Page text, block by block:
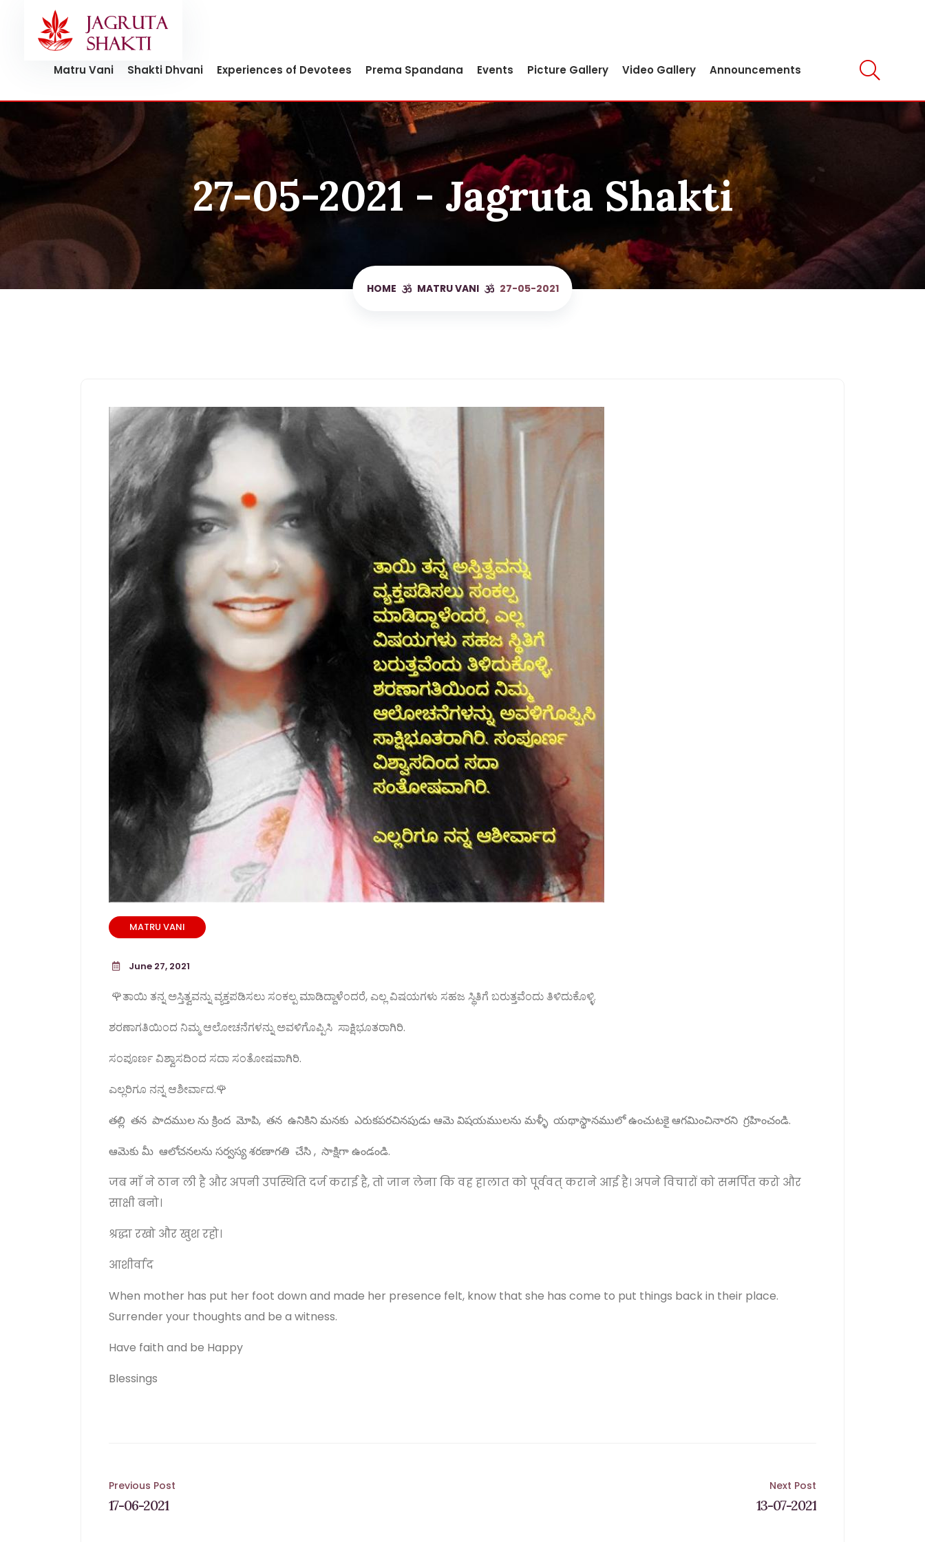
content
Matru Vani Shakti Dhvani Experiences of Devotees Prema Spandana Events Picture Gallery Video Gallery Announcements
27-05-2021 - Jagruta Shakti
HOME MATRU VANI 27-05-2021
MATRU VANI
June 27, 2021
🌹ತಾಯಿ ತನ್ನ ಅಸ್ತಿತ್ವವನ್ನು ವ್ಯಕ್ತಪಡಿಸಲು ಸಂಕಲ್ಪ ಮಾಡಿದ್ದಾಳೆಂದರೆ, ಎಲ್ಲ ವಿಷಯಗಳು ಸಹಜ ಸ್ಥಿತಿಗೆ ಬರುತ್ತವೆಂದು ತಿಳಿದುಕೊಳ್ಳಿ.
ಶರಣಾಗತಿಯಿಂದ ನಿಮ್ಮ ಆಲೋಚನೆಗಳನ್ನು ಅವಳಿಗೊಪ್ಪಿಸಿ ಸಾಕ್ಷಿಭೂತರಾಗಿರಿ.
ಸಂಪೂರ್ಣ ವಿಶ್ವಾಸದಿಂದ ಸದಾ ಸಂತೋಷವಾಗಿರಿ.
ಎಲ್ಲರಿಗೂ ನನ್ನ ಆಶೀರ್ವಾದ.🌹
తల్లి తన పాదముల ను క్రింద మోపి, తన ఉనికిని మనకు ఎరుకపరచినపుడు ఆమె విషయములను మళ్ళీ యథాస్థానములో ఉంచుటకై ఆగమించినారని గ్రహించండి.
ఆమెకు మీ ఆలోచనలను సర్వస్య శరణాగతి చేసి , సాక్షిగా ఉండండి.
जब माँ ने ठान ली है और अपनी उपस्थिति दर्ज कराई है, तो जान लेना कि वह हालात को पूर्ववत् कराने आई है। अपने विचारों को समर्पित करो और
साक्षी बनो।
श्रद्धा रखो और खुश रहो।
आशीर्वाद
When mother has put her foot down and made her presence felt, know that she has come to put things back in their place.
Surrender your thoughts and be a witness.
Have faith and be Happy
Blessings
Post
Previous Post
17-06-2021
Next Post
13-07-2021